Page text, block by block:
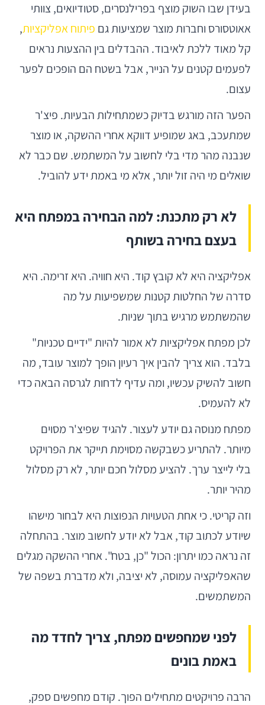
בעידן שבו השוק מוצף בפרילנסרים, סטודיואים, צוותי
אאוטסורס וחברות מוצר שמציעות גם פיתוח אפליקציות,
קל מאוד ללכת לאיבוד. ההבדלים בין ההצעות נראים
לפעמים קטנים על הנייר, אבל בשטח הם הופכים לפער
עצום.
הפער הזה מורגש בדיוק כשמתחילות הבעיות. פיצ'ר
שמתעכב, באג שמופיע דווקא אחרי ההשקה, או מוצר
שנבנה מהר מדי בלי לחשוב על המשתמש. שם כבר לא
שואלים מי היה זול יותר, אלא מי באמת ידע להוביל.
לא רק מתכנת: למה הבחירה במפתח היא
בעצם בחירה בשותף
אפליקציה היא לא קובץ קוד. היא חוויה. היא זרימה. היא
סדרה של החלטות קטנות שמשפיעות על מה
שהמשתמש מרגיש בתוך שניות.
לכן מפתח אפליקציות לא אמור להיות "ידיים טכניות"
בלבד. הוא צריך להבין איך רעיון הופך למוצר עובד, מה
חשוב להשיק עכשיו, ומה עדיף לדחות לגרסה הבאה כדי
לא להעמיס.
מפתח מנוסה גם יודע לעצור. להגיד שפיצ'ר מסוים
מיותר. להתריע כשבקשה מסוימת תייקר את הפרויקט
בלי לייצר ערך. להציע מסלול חכם יותר, לא רק מסלול
מהיר יותר.
וזה קריטי. כי אחת הטעויות הנפוצות היא לבחור מישהו
שיודע לכתוב קוד, אבל לא יודע לחשוב מוצר. בהתחלה
זה נראה כמו יתרון: הכול "כן, בטח". אחרי ההשקה מגלים
שהאפליקציה עמוסה, לא יציבה, ולא מדברת בשפה של
המשתמשים.
לפני שמחפשים מפתח, צריך לחדד מה
באמת בונים
הרבה פרויקטים מתחילים הפוך. קודם מחפשים ספק,